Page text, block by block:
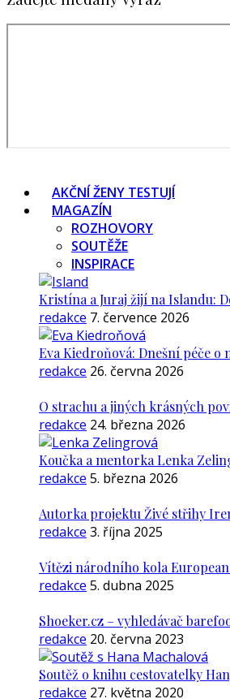
AKČNÍ ŽENY TESTUJÍ
MAGAZÍN
ROZHOVORY
SOUTĚŽE
INSPIRACE
Kristína a Juraj žijí na Islandu:
redakce 7. července 2026
Eva Kiedroňová: Dnešní péče
redakce 26. června 2026
O strachu a jiných krásných
redakce 24. března 2026
Koučka a mentorka Lenka
redakce 5. března 2026
Autorka projektu Živé střihy
redakce 3. října 2025
Vítězi národního kola
redakce 5. dubna 2025
Shoeker.cz – vyhledávač
redakce 20. června 2023
Soutěž o knihu cestovatelky
redakce 27. května 2020